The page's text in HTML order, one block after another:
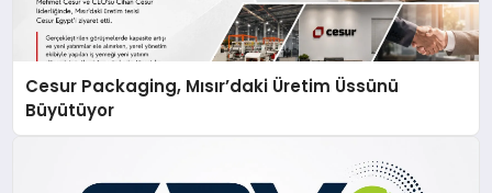
Cesur Packaging, Mısır’daki Üretim Üssünü
Büyütüyor